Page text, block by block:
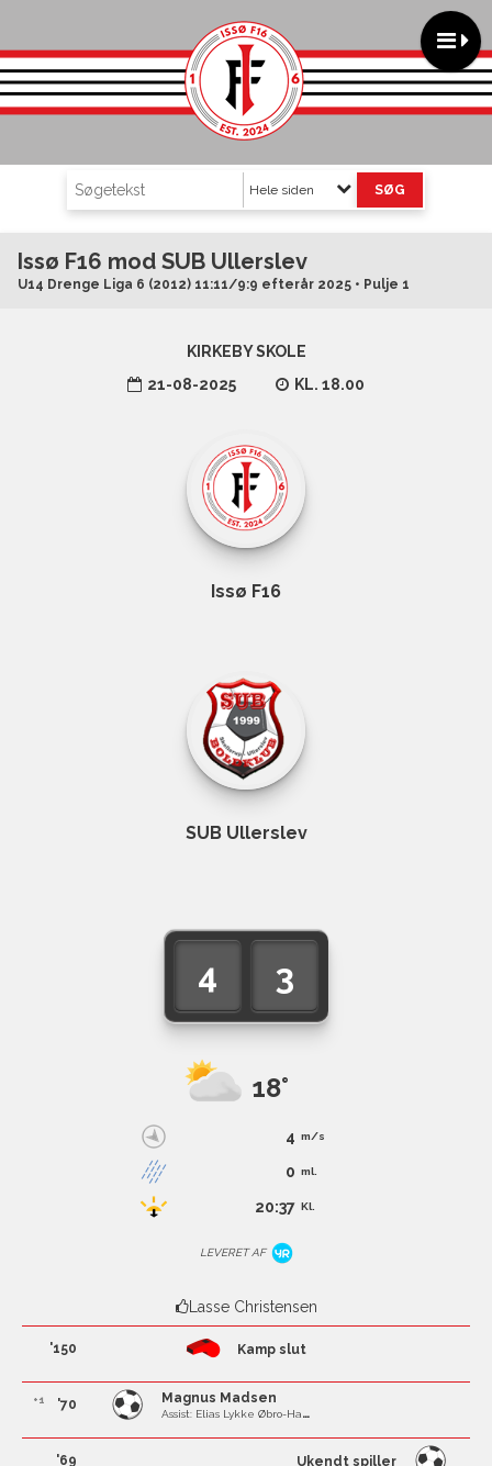
Hele siden
Issø F16 mod SUB Ullerslev
U14 Drenge Liga 6 (2012) 11:11/9:9 efterår 2025 • Pulje 1
KIRKEBY SKOLE
21-08-2025
KL. 18.00
Issø F16
4 3
18°
4 m/s
0 ml.
20:37 Kl.
LEVERET AF
SUB Ullerslev
Lasse Christensen
'150 Kamp slut
'70
+1 Magnus Madsen
Assist: Elias Lykke Øbro-Hansen
'69 Ukendt spiller